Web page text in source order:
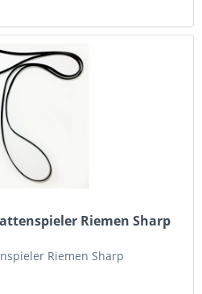
Riemen Sharp
Riemen Sharp